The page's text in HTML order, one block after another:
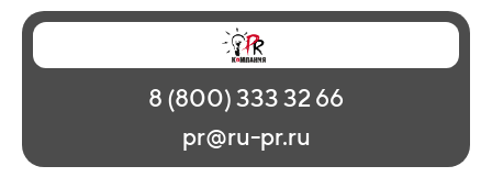
Главная
Наши работы
О рекламе
Регионы
Контакты
8 (800) 333 32 66
pr@ru-pr.ru